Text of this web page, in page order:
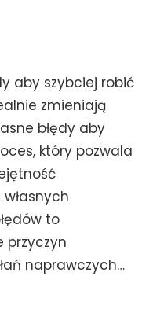
aby szybciej robić
zmieniają
błędy aby
który pozwala
to
przyczyn
naprawczych…